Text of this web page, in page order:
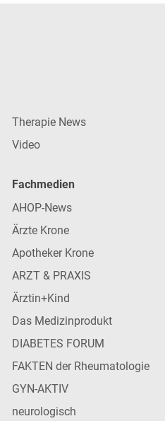
Therapie News
Video
Fachmedien
AHOP-News
Ärzte Krone
Apotheker Krone
ARZT & PRAXIS
Ärztin+Kind
Das Medizinprodukt
DIABETES FORUM
FAKTEN der Rheumatologie
GYN-AKTIV
neurologisch